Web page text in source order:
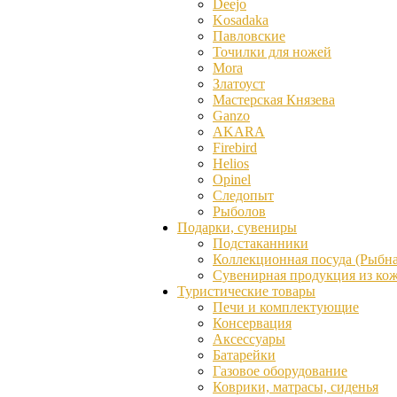
Deejo
Kosadaka
Павловские
Точилки для ножей
Mora
Златоуст
Мастерская Князева
Ganzо
AKARA
Firebird
Helios
Opinel
Следопыт
Рыболов
Подарки, сувениры
Подстаканники
Коллекционная посуда
Сувенирная продукция из
Туристические товары
Печи и комплектующие
Консервация
Аксессуары
Батарейки
Газовое оборудование
Коврики, матрасы, сиденья